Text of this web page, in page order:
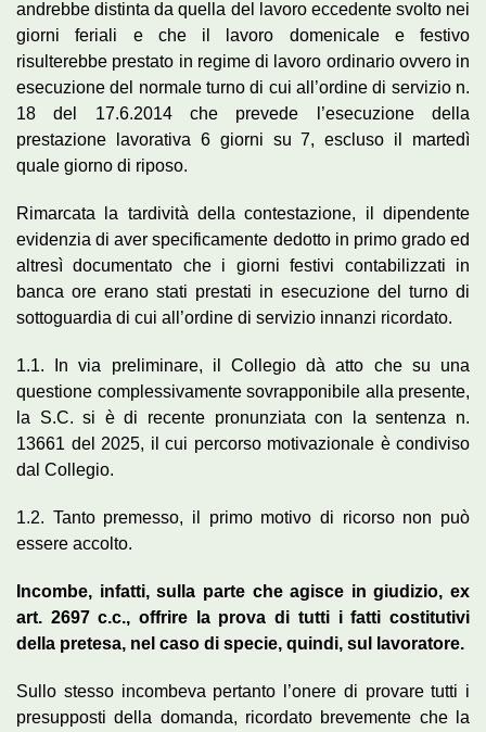
andrebbe distinta da quella del lavoro eccedente svolto nei
giorni feriali e che il lavoro domenicale e festivo
risulterebbe prestato in regime di lavoro ordinario ovvero in
esecuzione del normale turno di cui all’ordine di servizio n.
18 del 17.6.2014 che prevede l’esecuzione della
prestazione lavorativa 6 giorni su 7, escluso il martedì
quale giorno di riposo.
Rimarcata la tardività della contestazione, il dipendente
evidenzia di aver specificamente dedotto in primo grado ed
altresì documentato che i giorni festivi contabilizzati in
banca ore erano stati prestati in esecuzione del turno di
sottoguardia di cui all’ordine di servizio innanzi ricordato.
1.1. In via preliminare, il Collegio dà atto che su una
questione complessivamente sovrapponibile alla presente,
la S.C. si è di recente pronunziata con la sentenza n.
13661 del 2025, il cui percorso motivazionale è condiviso
dal Collegio.
1.2. Tanto premesso, il primo motivo di ricorso non può
essere accolto.
Incombe, infatti, sulla parte che agisce in giudizio, ex
art. 2697 c.c., offrire la prova di tutti i fatti costitutivi
della pretesa, nel caso di specie, quindi, sul lavoratore.
Sullo stesso incombeva pertanto l’onere di provare tutti i
presupposti della domanda, ricordato brevemente che la